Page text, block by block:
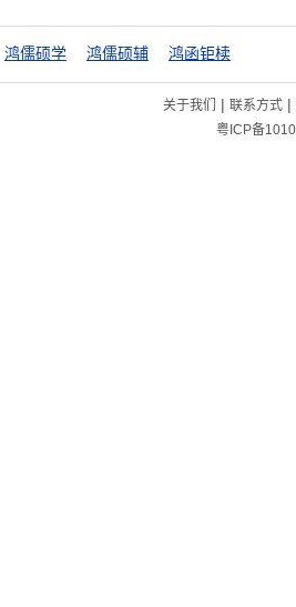
鸿儒硕学 鸿儒硕辅 鸿函钜椟
关于我们 | 联系方式|
粤ICP备